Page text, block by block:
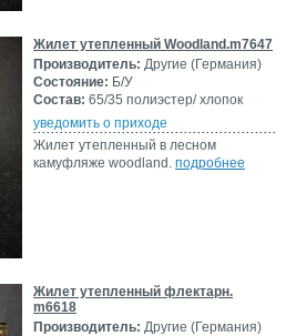
Жилет утепленный Woodland.m7647
Производитель: Другие (Германия)
Состояние: Б/У
Состав: 65/35 полиэстер/ хлопок
уведомить о приходе
Жилет утепленный в лесном
камуфляже woodland. подробнее
Жилет утепленный флектарн.
m6618
Производитель: Другие (Германия)